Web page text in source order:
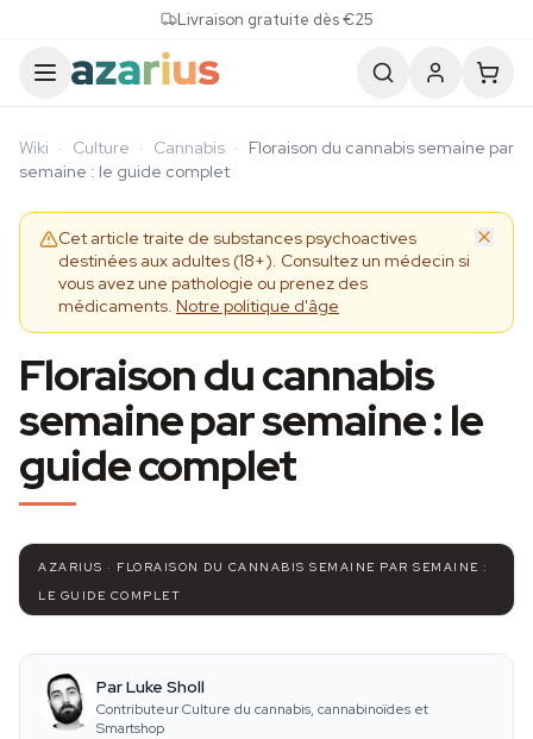
Livraison gratuite dès €25
Wiki · Culture · Cannabis · Floraison du cannabis semaine par
semaine : le guide complet
Cet article traite de substances psychoactives
destinées aux adultes (18+). Consultez un médecin si
vous avez une pathologie ou prenez des
médicaments. Notre politique d'âge
Floraison du cannabis
semaine par semaine : le
guide complet
AZARIUS · FLORAISON DU CANNABIS SEMAINE PAR SEMAINE :
LE GUIDE COMPLET
Par Luke Sholl
Contributeur Culture du cannabis, cannabinoïdes et
Smartshop